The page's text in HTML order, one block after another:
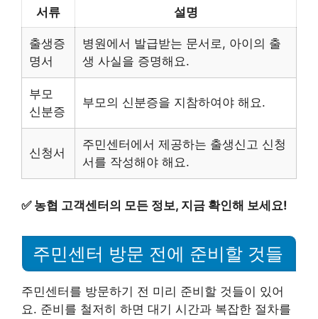
서류 설명
출생증
명서
병원에서 발급받는 문서로, 아이의 출
생 사실을 증명해요.
부모
신분증
부모의 신분증을 지참하여야 해요.
신청서
주민센터에서 제공하는 출생신고 신청
서를 작성해야 해요.
✅ 농협 고객센터의 모든 정보, 지금 확인해 보세요!
주민센터 방문 전에 준비할 것들
주민센터를 방문하기 전 미리 준비할 것들이 있어
요. 준비를 철저히 하면 대기 시간과 복잡한 절차를